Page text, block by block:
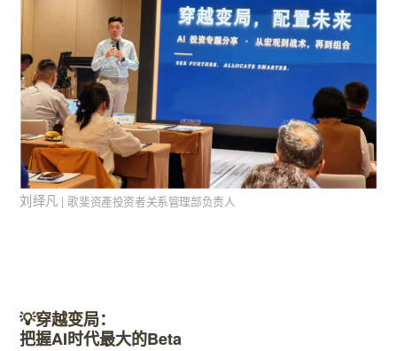
刘绎凡 | 歌斐资產投资者关系管理部负责人
💡穿越变局：
把握AI时代最大的Beta